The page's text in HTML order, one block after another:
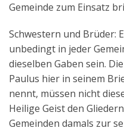
Gemeinde zum Einsatz
Schwestern und Brüder:
unbedingt in jeder
dieselben Gaben sein.
Paulus hier in seinem
nennt, müssen nicht
Heilige Geist den
Gemeinden damals zur